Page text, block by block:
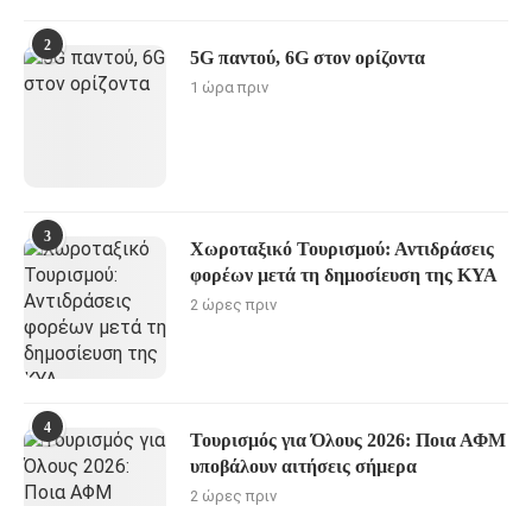
2
5G παντού, 6G στον ορίζοντα
1 ώρα πριν
3
Χωροταξικό Τουρισμού: Αντιδράσεις
φορέων μετά τη δημοσίευση της ΚΥΑ
2 ώρες πριν
4
Τουρισμός για Όλους 2026: Ποια ΑΦΜ
υποβάλουν αιτήσεις σήμερα
2 ώρες πριν